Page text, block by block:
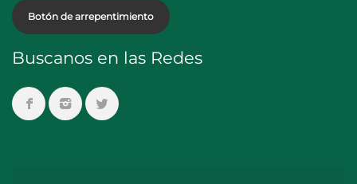
Botón de arrepentimiento
Buscanos en las Redes